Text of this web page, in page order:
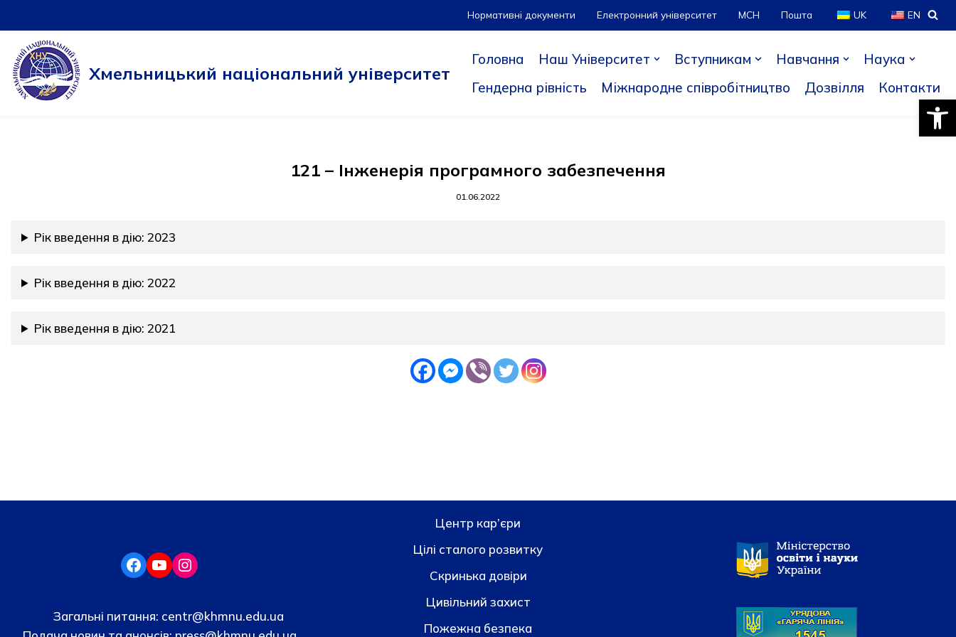
Перейти
до
вмісту
Нормативні документи Електронний університет МСН Пошта UK EN
Хмельницький національний університет
Головна Наш Університет Вступникам Навчання
Наука
Гендерна рівність
Міжнародне співробітництво Дозвілля Контакти
121 – Інженерія програмного забезпечення
01.06.2022
Рік введення в дію: 2023
Рік введення в дію: 2022
Рік введення в дію: 2021
Загальні питання: centr@khmnu.edu.ua
Центр кар’єри
Цілі сталого розвитку
Скринька довiри
Цивільний захист
Пожежна безпека